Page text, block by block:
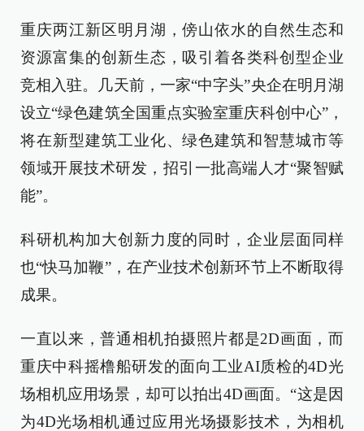
重庆两江新区明月湖，傍山依水的自然生态和
资源富集的创新生态，吸引着各类科创型企业
竞相入驻。几天前，一家“中字头”央企在明月湖
设立“绿色建筑全国重点实验室重庆科创中心”，
将在新型建筑工业化、绿色建筑和智慧城市等
领域开展技术研发，招引一批高端人才“聚智赋
能”。
科研机构加大创新力度的同时，企业层面同样
也“快马加鞭”，在产业技术创新环节上不断取得
成果。
一直以来，普通相机拍摄照片都是2D画面，而
重庆中科摇橹船研发的面向工业AI质检的4D光
场相机应用场景，却可以拍出4D画面。“这是因
为4D光场相机通过应用光场摄影技术，为相机